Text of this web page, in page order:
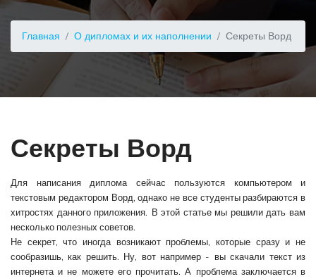
Главная О дипломах и их наполнении Секреты Ворд
Секреты Ворд
Для написания диплома сейчас пользуются компьютером и
текстовым редактором Ворд, однако не все студенты разбираются в
хитростях данного приложения. В этой статье мы решили дать вам
несколько полезных советов.
Не секрет, что иногда возникают проблемы, которые сразу и не
сообразишь, как решить. Ну, вот например - вы скачали текст из
интернета и не можете его прочитать. А проблема заключается в